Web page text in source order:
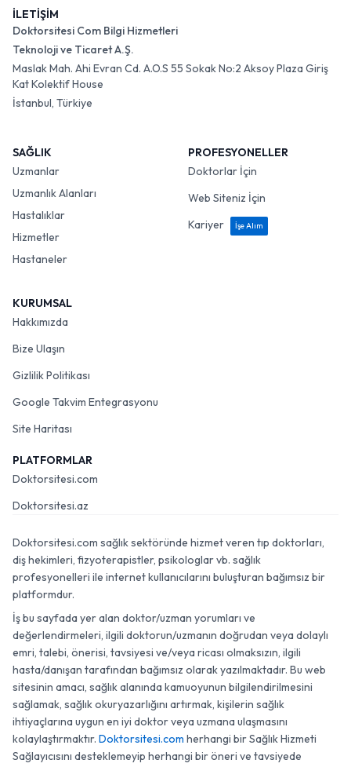
İLETİŞİM
Doktorsitesi Com Bilgi Hizmetleri
Teknoloji ve Ticaret A.Ş.
Maslak Mah. Ahi Evran Cd. A.O.S 55 Sokak No:2 Aksoy Plaza Giriş
Kat Kolektif House
İstanbul, Türkiye
SAĞLIK
Uzmanlar
Uzmanlık Alanları
Hastalıklar
Hizmetler
Hastaneler
PROFESYONELLER
Doktorlar İçin
Web Siteniz İçin
Kariyer
İşe Alım
KURUMSAL
Hakkımızda
Bize Ulaşın
Gizlilik Politikası
Google Takvim Entegrasyonu
Site Haritası
PLATFORMLAR
Doktorsitesi.com
Doktorsitesi.az
Doktorsitesi.com sağlık sektöründe hizmet veren tıp doktorları,
diş hekimleri, fizyoterapistler, psikologlar vb. sağlık
profesyonelleri ile internet kullanıcılarını buluşturan bağımsız bir
platformdur.
İş bu sayfada yer alan doktor/uzman yorumları ve
değerlendirmeleri, ilgili doktorun/uzmanın doğrudan veya dolaylı
emri, talebi, önerisi, tavsiyesi ve/veya ricası olmaksızın, ilgili
hasta/danışan tarafından bağımsız olarak yazılmaktadır. Bu web
sitesinin amacı, sağlık alanında kamuoyunun bilgilendirilmesini
sağlamak, sağlık okuryazarlığını artırmak, kişilerin sağlık
ihtiyaçlarına uygun en iyi doktor veya uzmana ulaşmasını
kolaylaştırmaktır. Doktorsitesi.com herhangi bir Sağlık Hizmeti
Sağlayıcısını desteklemeyip herhangi bir öneri ve tavsiyede